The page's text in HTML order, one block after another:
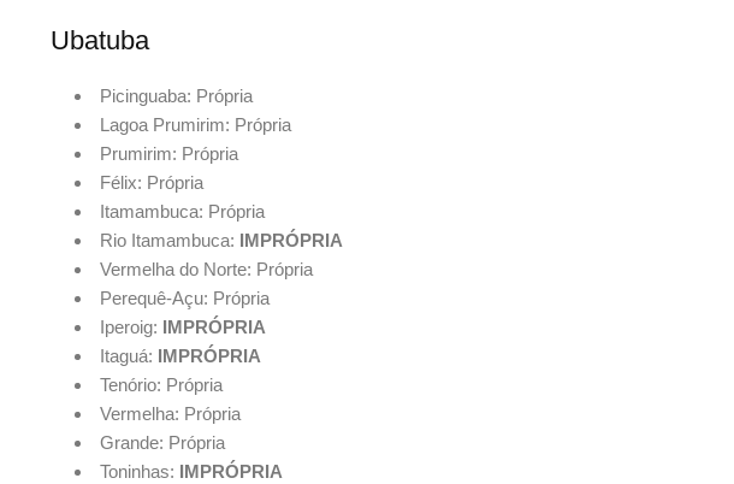
Ubatuba
Picinguaba: Própria
Lagoa Prumirim: Própria
Prumirim: Própria
Félix: Própria
Itamambuca: Própria
Rio Itamambuca: IMPRÓPRIA
Vermelha do Norte: Própria
Perequê-Açu: Própria
Iperoig: IMPRÓPRIA
Itaguá: IMPRÓPRIA
Tenório: Própria
Vermelha: Própria
Grande: Própria
Toninhas: IMPRÓPRIA